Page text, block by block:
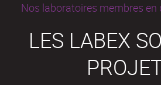
Nos laboratoires membres en
LES LABEX